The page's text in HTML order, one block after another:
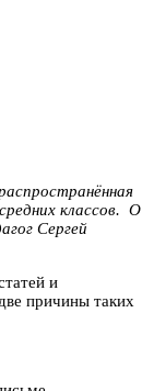
классов. О
Сергей
и
причины таких